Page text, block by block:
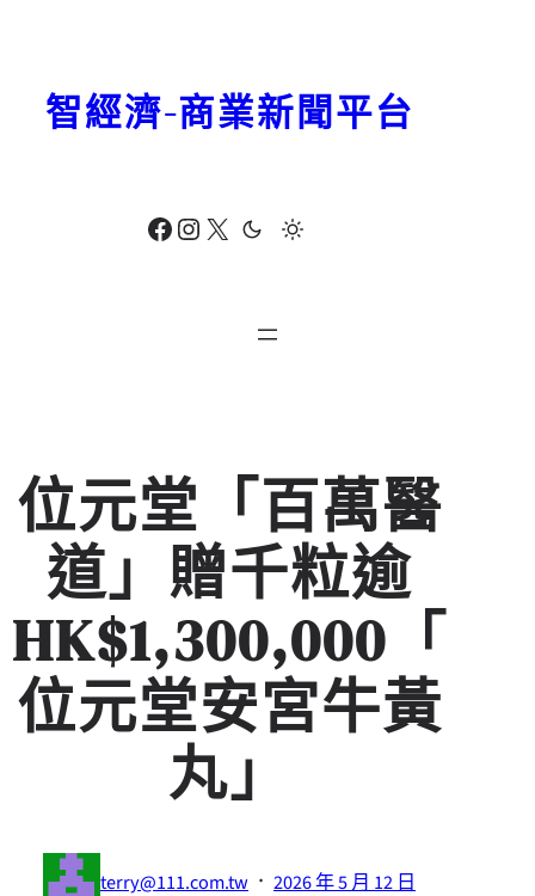
Facebook Instagram X
智經濟-商業新聞平台
位元堂「百萬醫
道」贈千粒逾
HK$1,300,000「
位元堂安宮牛黃
丸」
terry@111.com.tw · 2026 年 5 月 12 日